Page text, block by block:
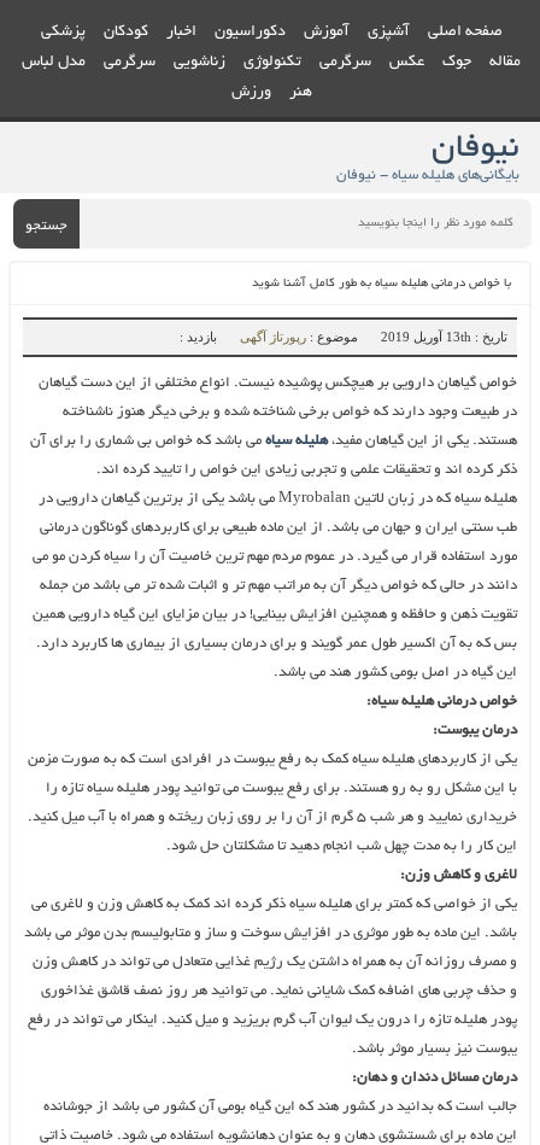
صفحه اصلی آشپزی آموزش دکوراسیون اخبار کودکان
پزشکی
مقاله
جوک عکس سرگرمی تکنولوژی زناشویی سرگرمی
مدل لباس
هنر
ورزش
نیوفان
بایگانی‌های هلیله سیاه - نیوفان
جستجو
با خواص درمانی هلیله سیاه به طور کامل آشنا شوید
تاریخ : 13th آوریل 2019 موضوع : رپورتاژ آگهی بازدید :
خواص گیاهان دارویی بر هیچکس پوشیده نیست. انواع مختلفی از این دست گیاهان
در طبیعت وجود دارند که خواص برخی شناخته شده و برخی دیگر هنوز ناشناخته
هستند. یکی از این گیاهان مفید، هلیله سیاهمی باشد که خواص بی شماری را برای آن
ذکر کرده اند و تحقیقات علمی و تجربی زیادی این خواص را تایید کرده اند.
هلیله سیاه که در زبان لاتین Myrobalanمی باشد یکی از برترین گیاهان دارویی در
طب سنتی ایران و جهان می باشد. از این ماده طبیعی برای کاربردهای گوناگون درمانی
مورد استفاده قرار می گیرد. در عموم مردم مهم ترین خاصیت آن را سیاه کردن مو می
دانند در حالی که خواص دیگر آن به مراتب مهم تر و اثبات شده تر می باشد من جمله
تقویت ذهن و حافظه و همچنین افزایش بینایی! در بیان مزایای این گیاه دارویی همین
بس که به آن اکسیر طول عمر گویند و برای درمان بسیاری از بیماری ها کاربرد دارد.
این گیاه در اصل بومی کشور هند می باشد.
خواص درمانی هلیله سیاه:
درمان یبوست:
یکی از کاربردهای هلیله سیاه کمک به رفع یبوست در افرادی است که به صورت مزمن
با این مشکل رو به رو هستند. برای رفع یبوست می توانید پودر هلیله سیاه تازه را
خریداری نمایید و هر شب ۵ گرم از آن را بر روی زبان ریخته و همراه با آب میل کنید.
این کار را به مدت چهل شب انجام دهید تا مشکلتان حل شود.
لاغری و کاهش وزن:
یکی از خواصی که کمتر برای هلیله سیاه ذکر کرده اند کمک به کاهش وزن و لاغری می
باشد. این ماده به طور موثری در افزایش سوخت و ساز و متابولیسم بدن موثر می باشد
و مصرف روزانه آن به همراه داشتن یک رژیم غذایی متعادل می تواند در کاهش وزن
و حذف چربی های اضافه کمک شایانی نماید. می توانید هر روز نصف قاشق غذاخوری
پودر هلیله تازه را درون یک لیوان آب گرم بریزید و میل کنید. اینکار می تواند در رفع
یبوست نیز بسیار موثر باشد.
درمان مسائل دندان و دهان:
جالب است که بدانید در کشور هند که این گیاه بومی آن کشور می باشد از جوشانده
این ماده برای شستشوی دهان و به عنوان دهانشویه استفاده می شود. خاصیت ذاتی